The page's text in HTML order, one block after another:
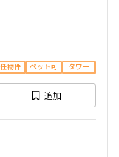
物件 ペット可 タワー
追加